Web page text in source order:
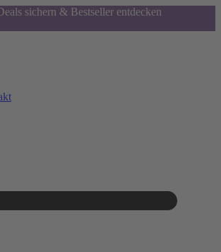
sichern & Bestseller entdecken